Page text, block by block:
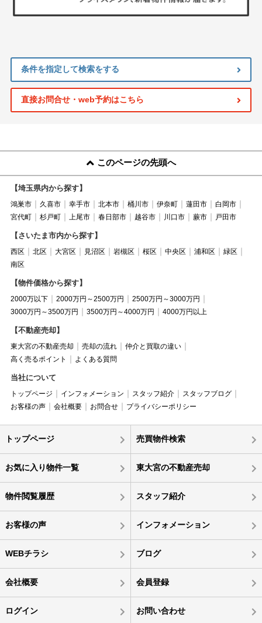
条件を指定して検索をする
直接お問合せ・web予約はこちら
このページの先頭へ
【埼玉県内から探す】
鴻巣市 久喜市 幸手市 北本市 桶川市 伊奈町 蓮田市
白岡市
宮代町
杉戸町 上尾市 春日部市 越谷市 川口市 蕨市 戸田市
【さいたま市内から探す】
西区 北区 大宮区 見沼区 岩槻区 桜区 中央区 浦和区
緑区
南区
【物件価格から探す】
2000万以下 2000万円～2500万円
2500万円～3000万円
3000万円～3500万円
3500万円～4000万円 4000万円以上
【不動産売却】
東大宮の不動産売却 売却の流れ
仲介と買取の違い
高く売るポイント
よくある質問
当社について
トップページ インフォメーション スタッフ紹介
スタッフブログ
お客様の声
会社概要 お問合せ プライバシーポリシー
トップページ 売買物件検索
お気に入り物件一覧 東大宮の不動産売却
物件閲覧履歴 スタッフ紹介
お客様の声 インフォメーション
WEBチラシ ブログ
会社概要 会員登録
ログイン お問い合わせ